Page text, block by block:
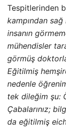
Tespitlerinden
kampından
insanın
mühendisler
görmüş
Eğitilmiş
nedenle
tek dileğim şu:
Çabalarınız;
da eğitilmiş